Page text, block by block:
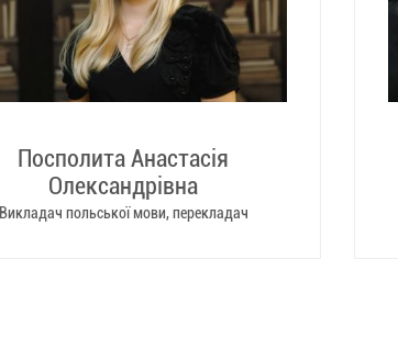
Посполита Анастасія
Олександрівна
Викладач польської мови, перекладач